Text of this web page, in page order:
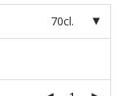
70cl.